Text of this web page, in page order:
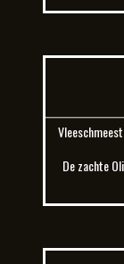
De zachte